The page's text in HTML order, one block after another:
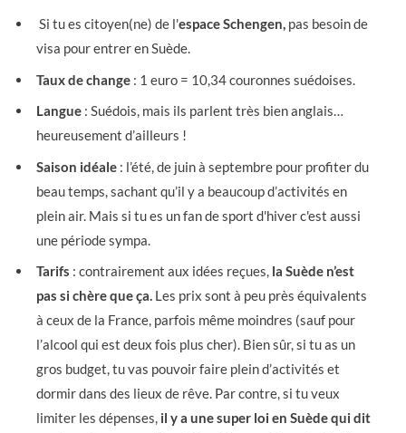
Si tu es citoyen(ne) de l'espace Schengen, pas besoin de
visa pour entrer en Suède.
Taux de change : 1 euro = 10,34 couronnes suédoises.
Langue : Suédois, mais ils parlent très bien anglais…
heureusement d’ailleurs !
Saison idéale : l’été, de juin à septembre pour profiter du
beau temps, sachant qu’il y a beaucoup d’activités en
plein air. Mais si tu es un fan de sport d'hiver c'est aussi
une période sympa.
Tarifs : contrairement aux idées reçues, la Suède n’est
pas si chère que ça. Les prix sont à peu près équivalents
à ceux de la France, parfois même moindres (sauf pour
l’alcool qui est deux fois plus cher). Bien sûr, si tu as un
gros budget, tu vas pouvoir faire plein d’activités et
dormir dans des lieux de rêve. Par contre, si tu veux
limiter les dépenses, il y a une super loi en Suède qui dit